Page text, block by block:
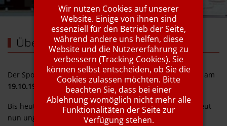
Über uns
Der Sportverein Rot-Weiß Bischbrunn e. V. wurde offiziell am
19.10.1946
gegründet.
Bis heute hat sich der Verein enorm vergrößert und betreut
nun ungefähr 500 Mitglieder
Wir nutzen Cookies auf unserer
Website. Einige von ihnen sind
essenziell für den Betrieb der Seite,
während andere uns helfen, diese
Website und die Nutzererfahrung zu
verbessern (Tracking Cookies). Sie
können selbst entscheiden, ob Sie die
Cookies zulassen möchten. Bitte
beachten Sie, dass bei einer
Ablehnung womöglich nicht mehr alle
Funktionalitäten der Seite zur
Verfügung stehen.